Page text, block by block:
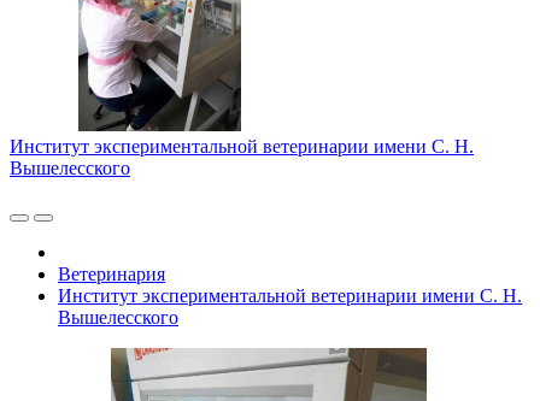
Институт экспериментальной ветеринарии имени С. Н.
Вышелесского
Ветеринария
Институт экспериментальной ветеринарии имени С. Н.
Вышелесского